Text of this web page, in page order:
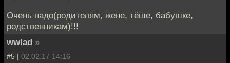
Очень надо(родителям, жене, тёше, бабушке,
родственникам)!!!
wwlad »
#5 | 02.02.17 14:16